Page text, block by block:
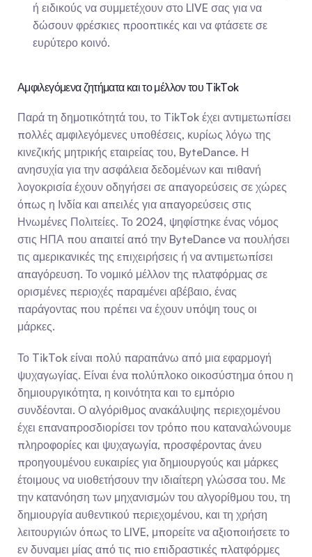
ή ειδικούς να συμμετέχουν στο LIVE σας για να
δώσουν φρέσκιες προοπτικές και να φτάσετε σε
ευρύτερο κοινό.
Αμφιλεγόμενα ζητήματα και το μέλλον του TikTok
Παρά τη δημοτικότητά του, το TikTok έχει αντιμετωπίσει
πολλές αμφιλεγόμενες υποθέσεις, κυρίως λόγω της
κινεζικής μητρικής εταιρείας του, ByteDance. Η
ανησυχία για την ασφάλεια δεδομένων και πιθανή
λογοκρισία έχουν οδηγήσει σε απαγορεύσεις σε χώρες
όπως η Ινδία και απειλές για απαγορεύσεις στις
Ηνωμένες Πολιτείες. Το 2024, ψηφίστηκε ένας νόμος
στις ΗΠΑ που απαιτεί από την ByteDance να πουλήσει
τις αμερικανικές της επιχειρήσεις ή να αντιμετωπίσει
απαγόρευση. Το νομικό μέλλον της πλατφόρμας σε
ορισμένες περιοχές παραμένει αβέβαιο, ένας
παράγοντας που πρέπει να έχουν υπόψη τους οι
μάρκες.
Το TikTok είναι πολύ παραπάνω από μια εφαρμογή
ψυχαγωγίας. Είναι ένα πολύπλοκο οικοσύστημα όπου η
δημιουργικότητα, η κοινότητα και το εμπόριο
συνδέονται. Ο αλγόριθμος ανακάλυψης περιεχομένου
έχει επαναπροσδιορίσει τον τρόπο που καταναλώνουμε
πληροφορίες και ψυχαγωγία, προσφέροντας άνευ
προηγουμένου ευκαιρίες για δημιουργούς και μάρκες
έτοιμους να υιοθετήσουν την ιδιαίτερη γλώσσα του. Με
την κατανόηση των μηχανισμών του αλγορίθμου του, τη
δημιουργία αυθεντικού περιεχομένου, και τη χρήση
λειτουργιών όπως το LIVE, μπορείτε να αξιοποιήσετε το
εν δυναμει μίας από τις πιο επιδραστικές πλατφόρμες